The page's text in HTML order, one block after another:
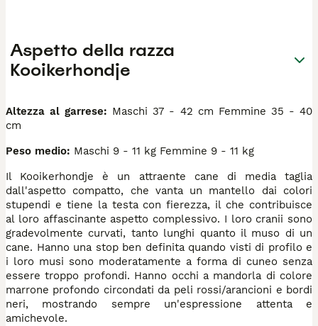
Aspetto della razza
Kooikerhondje
Altezza al garrese: Maschi 37 - 42 cm Femmine 35 - 40
cm
Peso medio: Maschi 9 - 11 kg Femmine 9 - 11 kg
Il Kooikerhondje è un attraente cane di media taglia
dall'aspetto compatto, che vanta un mantello dai colori
stupendi e tiene la testa con fierezza, il che contribuisce
al loro affascinante aspetto complessivo. I loro cranii sono
gradevolmente curvati, tanto lunghi quanto il muso di un
cane. Hanno una stop ben definita quando visti di profilo e
i loro musi sono moderatamente a forma di cuneo senza
essere troppo profondi. Hanno occhi a mandorla di colore
marrone profondo circondati da peli rossi/arancioni e bordi
neri, mostrando sempre un'espressione attenta e
amichevole.